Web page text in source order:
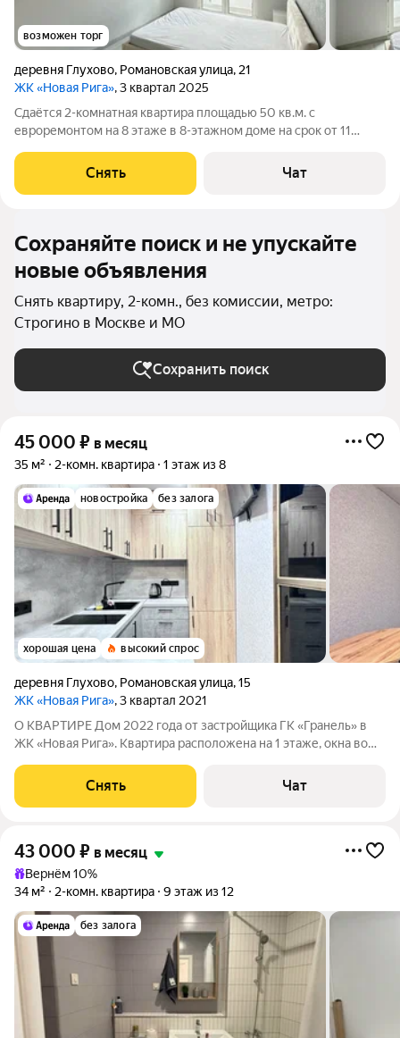
возможен торг
деревня Глухово, Романовская улица, 21
ЖК «Новая Рига», 3 квартал 2025
Сдаётся 2-комнатная квартира площадью 50 кв.м. с
евроремонтом на 8 этаже в 8-этажном доме на срок от 11
Стиральная машина Холодильник Микроволновка Дом -
монолитный, окна выходят во двор. В
Снять Чат
Сохраняйте поиск и не упускайте
новые объявления
Снять квартиру, 2-комн., без комиссии, метро:
Строгино в Москве и МО
Сохранить поиск
45 000 ₽ в месяц
35 м² 2-комн. квартира 1 этаж из 8
новостройка без залога
хорошая цена высокий спрос
деревня Глухово, Романовская улица,15
ЖК «Новая Рига», 3 квартал 2021
О КВАРТИРЕ Дом 2022 года от застройщика ГК «Гранель» в
ЖК «Новая Рига». Квартира расположена на 1 этаже, окна во
спальня, кухня, совмещённый санузел с ванной. Квартира
полностью меблирована:
Снять Чат
43 000 ₽ в месяц
Вернём 10%
34 м²
2-комн. квартира 9 этаж из 12
без залога